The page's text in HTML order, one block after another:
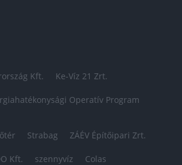
Kft. Ke-Víz 21 Zrt.
Operatív Program
Strabag ZÁÉV Építőipari Zrt.
Kft. szennyvíz Colas